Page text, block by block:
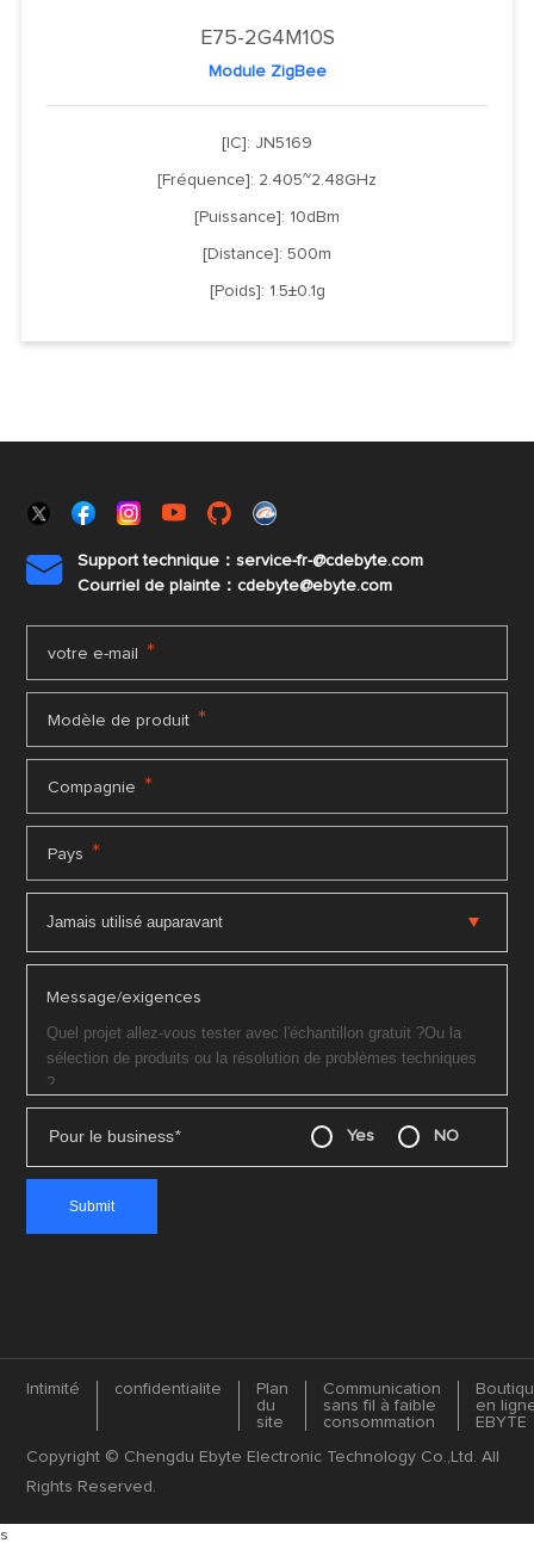
E75-2G4M10S
Module ZigBee
[IC]: JN5169
[Fréquence]: 2.405~2.48GHz
[Puissance]: 10dBm
[Distance]: 500m
[Poids]: 1.5±0.1g

Support technique：service-fr-@cdebyte.com
Courriel de plainte：cdebyte@ebyte.com
votre e-mail *
Modèle de produit *
Compagnie *
Pays *
Message/exigences
Pour le business* Yes NO
Intimité confidentialite
Plan
du
site
Communication
sans fil à faible
consommation
en
EBYTE
Copyright © Chengdu Ebyte Electronic Technology Co.,Ltd. All
Rights Reserved.
s